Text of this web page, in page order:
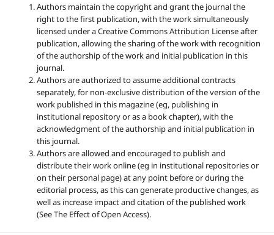
Authors maintain the copyright and grant the journal the
right to the first publication, with the work simultaneously
licensed under a Creative Commons Attribution License after
publication, allowing the sharing of the work with recognition
of the authorship of the work and initial publication in this
journal.
Authors are authorized to assume additional contracts
separately, for non-exclusive distribution of the version of the
work published in this magazine (eg, publishing in
institutional repository or as a book chapter), with the
acknowledgment of the authorship and initial publication in
this journal.
Authors are allowed and encouraged to publish and
distribute their work online (eg in institutional repositories or
on their personal page) at any point before or during the
editorial process, as this can generate productive changes, as
well as increase impact and citation of the published work
(See The Effect of Open Access).